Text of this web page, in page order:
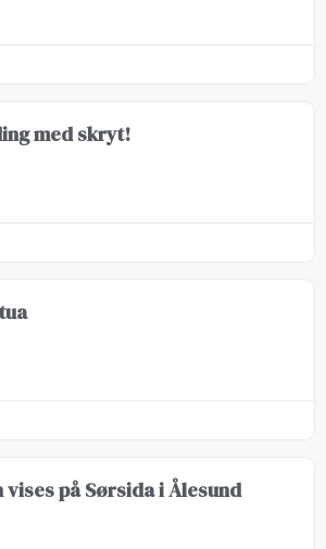
med skryt!
på Sørsida i Ålesund